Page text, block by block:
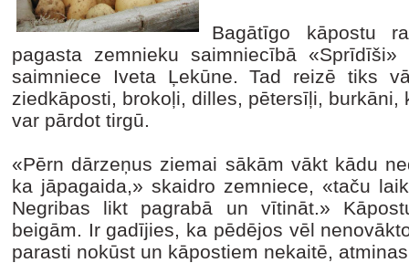
Bagātīgo kāpostu
pagasta zemnieku saimniecībā
saimniece Iveta Ļekūne. Tad reizē tiks
ziedkāposti, brokoļi, dilles, pētersīļi,
var pārdot tirgū.
«Pērn dārzeņus ziemai sākām vākt kādu
ka jāpagaida,» skaidro zemniece, «taču
Negribas likt pagrabā un vītināt.»
beigām. Ir gadījies, ka pēdējos vēl
parasti nokūst un kāpostiem nekaitē,